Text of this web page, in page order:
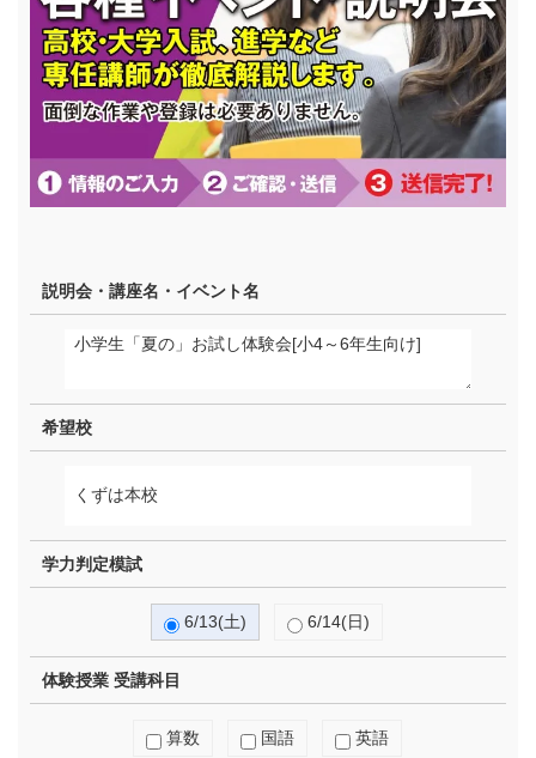
説明会・講座名・イベント名
希望校
学力判定模試
6/13(土) 6/14(日)
体験授業 受講科目
算数 国語 英語